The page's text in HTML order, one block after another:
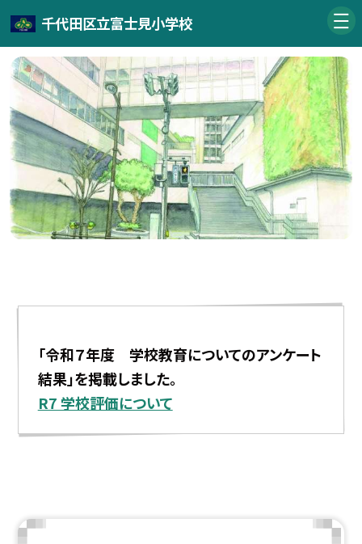
千代田区立富士見小学校
「令和７年度 学校教育についてのアンケート
結果」を掲載しました。
R7 学校評価について